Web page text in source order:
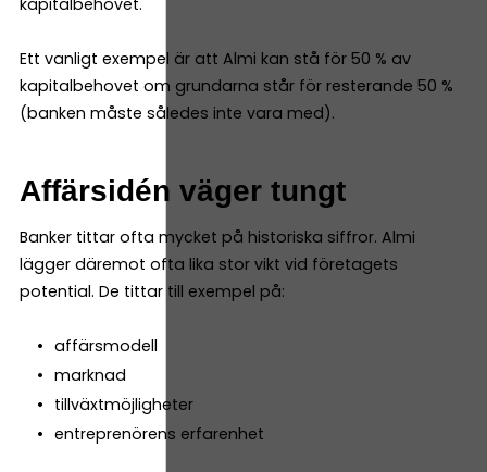
kapitalbehovet.
Ett vanligt exempel är att Almi kan stå för 50 % av
kapitalbehovet om grundarna står för resterande 50 %
(banken måste således inte vara med).
Affärsidén väger tungt
Banker tittar ofta mycket på historiska siffror. Almi
lägger däremot ofta lika stor vikt vid företagets
potential. De tittar till exempel på:
affärsmodell
marknad
tillväxtmöjligheter
entreprenörens erfarenhet